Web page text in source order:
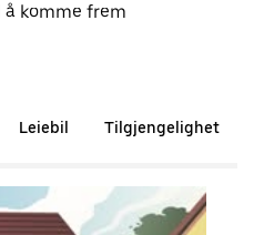
komme frem
Leiebil Tilgjengelighet